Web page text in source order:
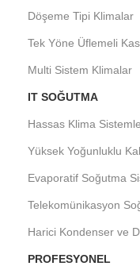
Döşeme Tipi Klimalar
Tek Yöne Üflemeli
Multi Sistem Klimalar
IT SOĞUTMA
Hassas Klima
Yüksek Yoğunluklu
Evaporatif Soğutma
Telekomünikasyon
Harici Kondenser ve
PROFESYONEL